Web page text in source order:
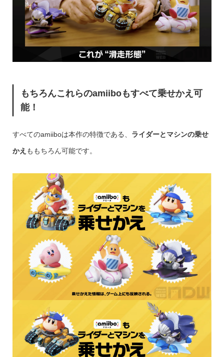
もちろんこれらのamiiboもすべて乗せかえ可
能！
すべてのamiiboは本作の特徴である、 ライダーとマシンの乗せ
かえ ももちろん可能です。